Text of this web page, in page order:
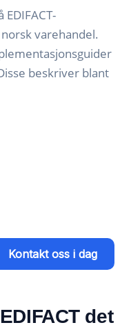
varehandel.
beskriver blant
Kontakt oss i dag
det